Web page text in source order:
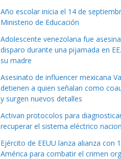
Año escolar inicia el 14 de
Ministerio de Educación
Adolescente venezolana fue
disparo durante una pijamada en
su madre
Asesinato de influencer mexicana
detienen a quien señalan como
y surgen nuevos detalles
Activan protocolos para
recuperar el sistema eléctrico
Ejército de EEUU lanza alianza con
América para combatir el crimen